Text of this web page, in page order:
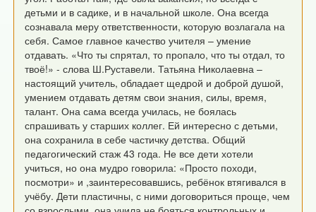
детьми и в садике, и в начальной школе. Она всегда
сознавала меру ответственности, которую возлагала на
себя. Самое главное качество учителя – умение
отдавать. «Что ты спрятал, то пропало, что ты отдал, то
твоё!» - слова Ш.Руставели.Татьяна Николаевна –
настоящий учитель, обладает щедрой и доброй душой,
умением отдавать детям свои знания, силы, время,
талант.Она сама всегда училась, не боялась
спрашивать у старших коллег. Ей интересно с детьми,
она сохранила в себе частичку детства.Общий
педагогический стаж 43 года. Не все дети хотели
учиться, но она мудро говорила: «Просто походи,
посмотри» и ,заинтересовавшись, ребёнок втягивался в
учёбу. Дети пластичны, с ними договориться проще,чем